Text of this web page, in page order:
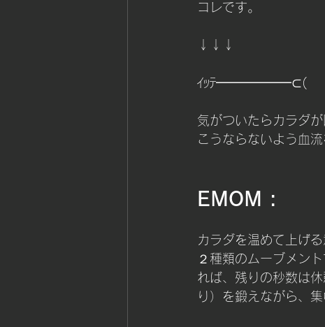
コレです。
↓↓↓
ｲｯﾃ━━━━━━⊂(　
気がついたらカラダ
こうならないよう血
EMOM :
カラダを温めて上げ
２種類のムーブメン
れば、残りの秒数は
り）を鍛えながら、